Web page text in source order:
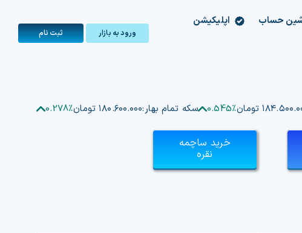
حساب
اپلیکیشن
ورود به بازار ثبت‌ نام
تومان 0.545% سکه تمام بهار:۱۸۰.۶۰۰.۰۰۰ تومان 0.278%
خرید ساچمه
نقره